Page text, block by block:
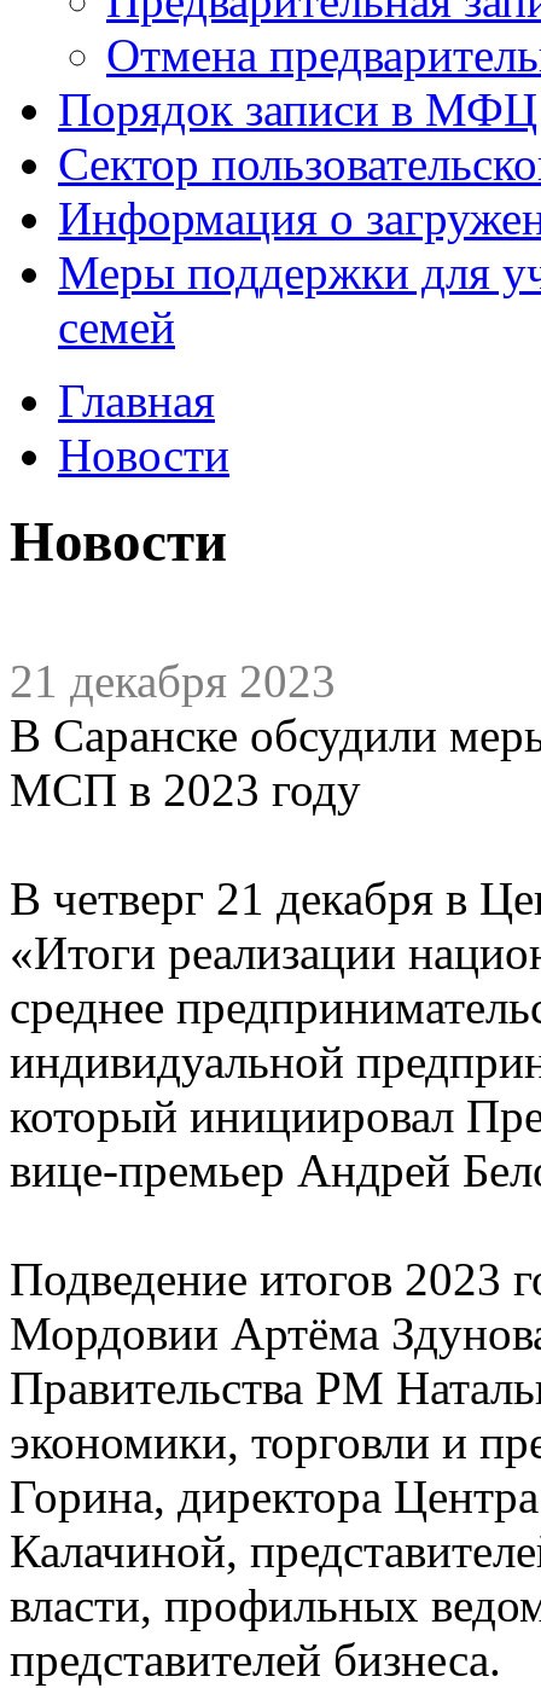
Отмена
Порядок записи в МФЦ
Сектор
Информация о
Меры поддержки для
семей
Главная
Новости
Новости
21 декабря 2023
В Саранске обсудили
МСП в 2023 году
В четверг 21 декабря в
«Итоги реализации
среднее
индивидуальной
который инициировал
вице-премьер Андрей
Подведение итогов 2023
Мордовии Артёма
Правительства РМ
экономики, торговли и
Горина, директора
Калачиной,
власти, профильных
представителей бизнеса.